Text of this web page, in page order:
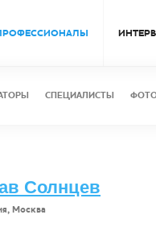
СПЕЦИАЛИСТЫ
Солнцев
Москва